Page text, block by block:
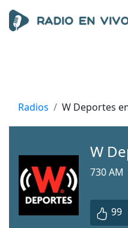
Radios W Deportes
W
730 AM
99